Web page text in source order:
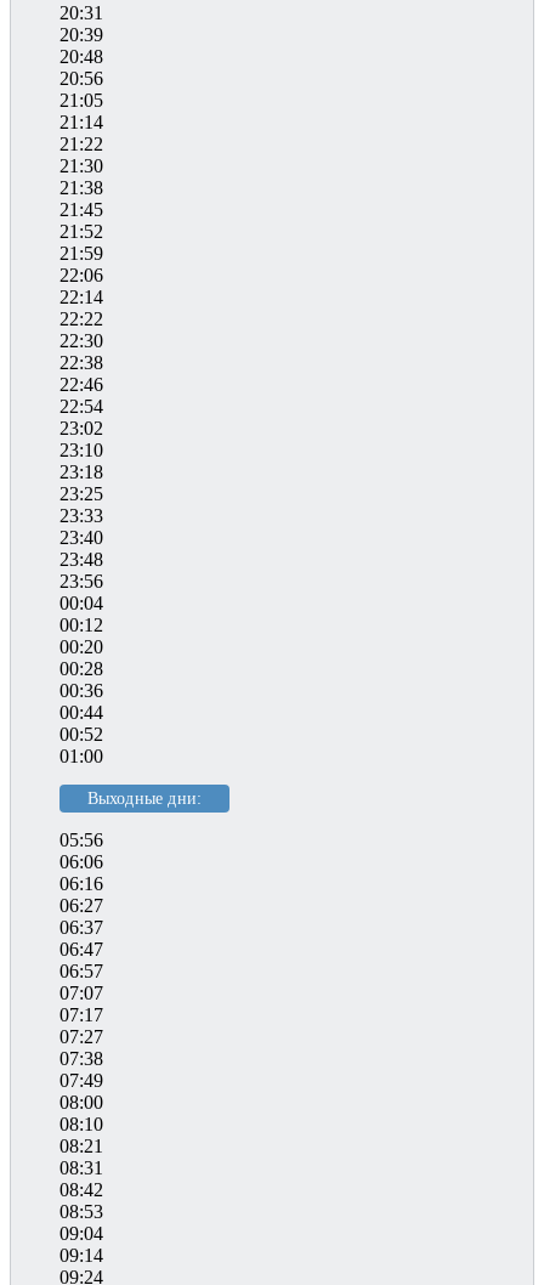
20:31
20:39
20:48
20:56
21:05
21:14
21:22
21:30
21:38
21:45
21:52
21:59
22:06
22:14
22:22
22:30
22:38
22:46
22:54
23:02
23:10
23:18
23:25
23:33
23:40
23:48
23:56
00:04
00:12
00:20
00:28
00:36
00:44
00:52
01:00
Выходные дни:
05:56
06:06
06:16
06:27
06:37
06:47
06:57
07:07
07:17
07:27
07:38
07:49
08:00
08:10
08:21
08:31
08:42
08:53
09:04
09:14
09:24